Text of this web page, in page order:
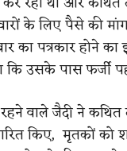
के लिए पैसे की
पत्रकार होने का
उसके पास फर्जी
वाले जैदी ने
किए, मृतकों को